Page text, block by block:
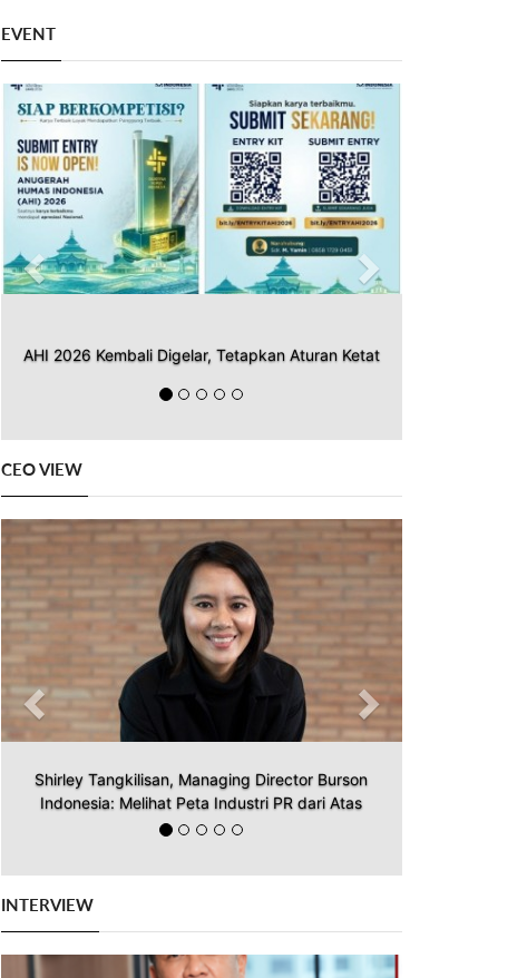
EVENT
AHI 2026 Kembali Digelar, Tetapkan Aturan Ketat
Previous Next
CEO VIEW
Shirley Tangkilisan, Managing Director Burson
Indonesia: Melihat Peta Industri PR dari Atas
Previous Next
INTERVIEW
Previous Next